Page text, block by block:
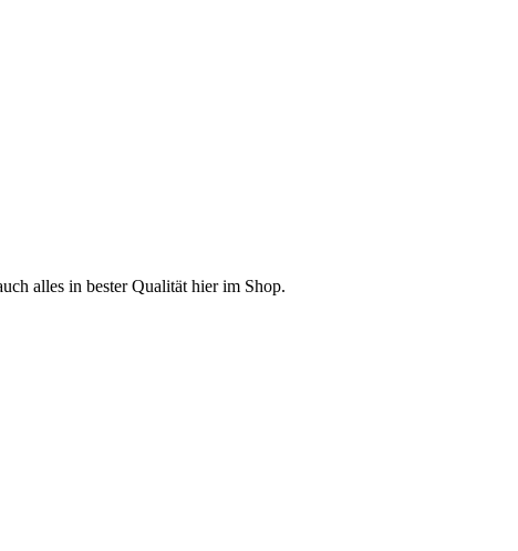
alles in bester Qualität hier im Shop.